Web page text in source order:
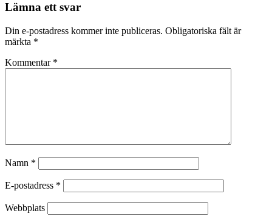
Lämna ett svar
Din e-postadress kommer inte publiceras. Obligatoriska fält är
märkta *
Kommentar *
Namn *
E-postadress *
Webbplats